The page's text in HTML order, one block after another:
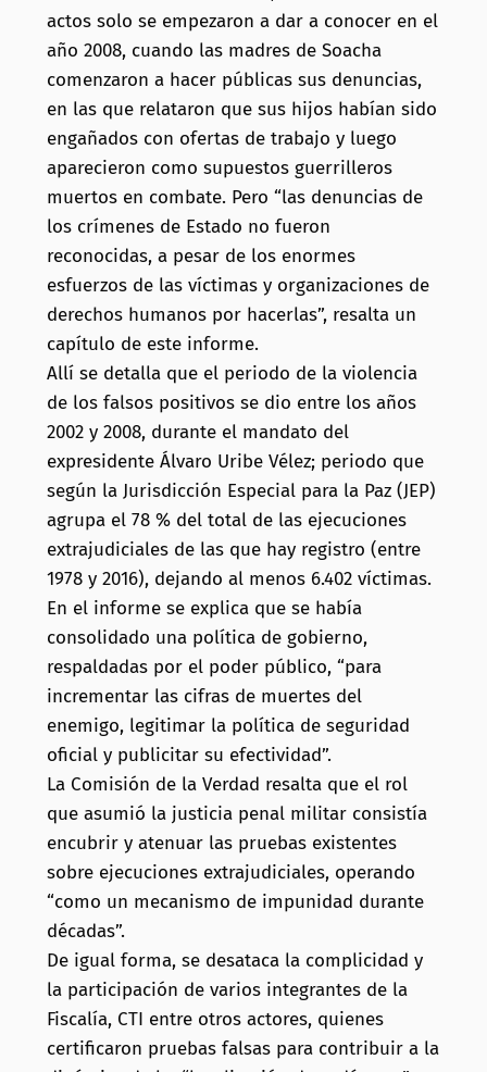
actos solo se empezaron a dar a conocer en el
año 2008, cuando las madres de Soacha
comenzaron a hacer públicas sus denuncias,
en las que relataron que sus hijos habían sido
engañados con ofertas de trabajo y luego
aparecieron como supuestos guerrilleros
muertos en combate. Pero “las denuncias de
los crímenes de Estado no fueron
reconocidas, a pesar de los enormes
esfuerzos de las víctimas y organizaciones de
derechos humanos por hacerlas”, resalta un
capítulo de este informe.
Allí se detalla que el periodo de la violencia
de los falsos positivos se dio entre los años
2002 y 2008, durante el mandato del
expresidente Álvaro Uribe Vélez; periodo que
según la Jurisdicción Especial para la Paz (JEP)
agrupa el 78 % del total de las ejecuciones
extrajudiciales de las que hay registro (entre
1978 y 2016), dejando al menos 6.402 víctimas.
En el informe se explica que se había
consolidado una política de gobierno,
respaldadas por el poder público, “para
incrementar las cifras de muertes del
enemigo, legitimar la política de seguridad
oficial y publicitar su efectividad”.
La Comisión de la Verdad resalta que el rol
que asumió la justicia penal militar consistía
encubrir y atenuar las pruebas existentes
sobre ejecuciones extrajudiciales, operando
“como un mecanismo de impunidad durante
décadas”.
De igual forma, se desataca la complicidad y
la participación de varios integrantes de la
Fiscalía, CTI entre otros actores, quienes
certificaron pruebas falsas para contribuir a la